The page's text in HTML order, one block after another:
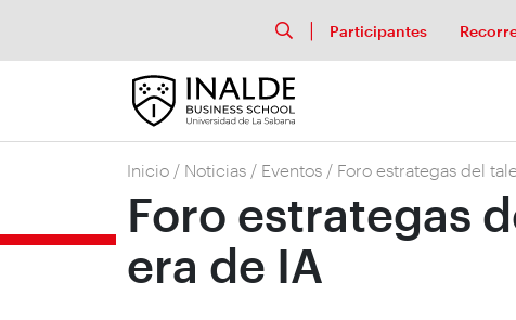
Participantes
Inicio / Noticias / Eventos / Foro estrategas del
Foro estrategas
era de IA